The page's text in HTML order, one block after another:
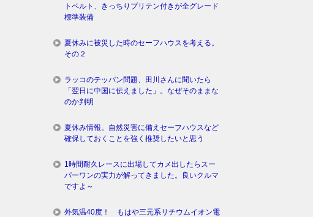
トベルト、きっちりプリテン付きが全グレード
標準装備
夏休みに被災した時のセーフハウスを考える。
その２
ラッコのテッパン問題、田川さんに聞いたら
「翌日に中国に伝えました」。なぜそのままな
のか判明
夏休み情報。自然災害に備えセーフハウスなど
確保しておくことを強く推奨したいと思う
1時間耐久レースに出場してカメ出したらスー
パーワンの実力が解ってきました。良いクルマ
ですよ～
外気温40度！ もはや三元系リチウムイオン電